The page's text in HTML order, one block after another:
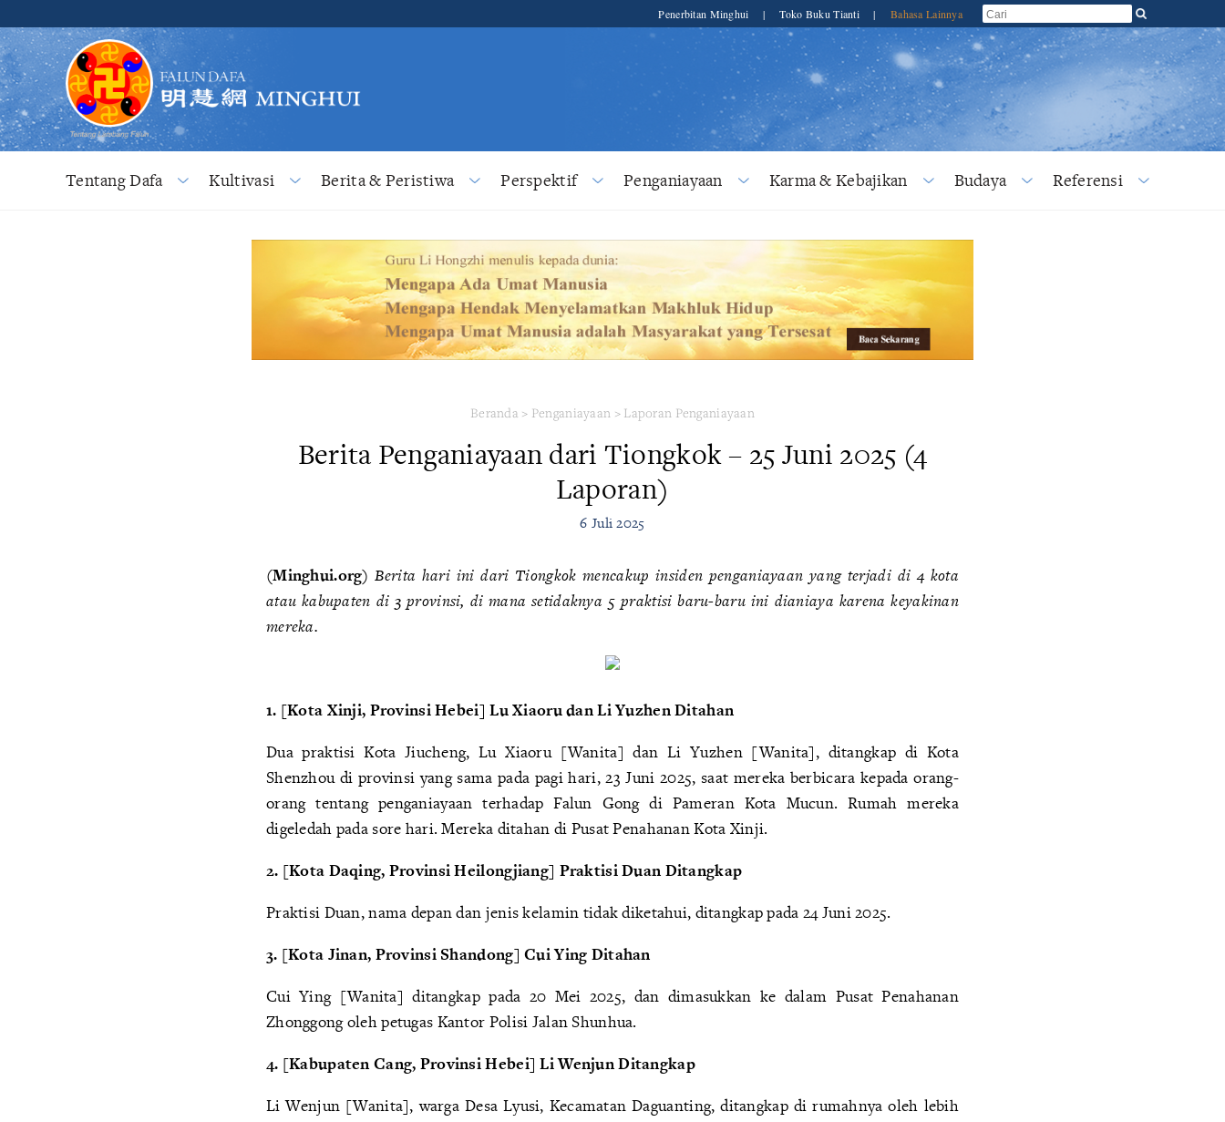
Penerbitan Minghui | Toko Buku Tianti | Bahasa Lainnya
Tentang Dafa Kultivasi Berita & Peristiwa Perspektif Penganiayaan Karma & Kebajikan Budaya Referensi
Beranda > Penganiayaan > Laporan Penganiayaan
Berita Penganiayaan dari Tiongkok – 25 Juni 2025 (4
Laporan)
6 Juli 2025
(Minghui.org) Berita hari ini dari Tiongkok mencakup insiden penganiayaan yang terjadi di 4 kota
atau kabupaten di 3 provinsi, di mana setidaknya 5 praktisi baru-baru ini dianiaya karena keyakinan
mereka.
1. [Kota Xinji, Provinsi Hebei] Lu Xiaoru dan Li Yuzhen Ditahan
Dua praktisi Kota Jiucheng, Lu Xiaoru [Wanita] dan Li Yuzhen [Wanita], ditangkap di Kota
Shenzhou di provinsi yang sama pada pagi hari, 23 Juni 2025, saat mereka berbicara kepada orang-
orang tentang penganiayaan terhadap Falun Gong di Pameran Kota Mucun. Rumah mereka
digeledah pada sore hari. Mereka ditahan di Pusat Penahanan Kota Xinji.
2. [Kota Daqing, Provinsi Heilongjiang] Praktisi Duan Ditangkap
Praktisi Duan, nama depan dan jenis kelamin tidak diketahui, ditangkap pada 24 Juni 2025.
3. [Kota Jinan, Provinsi Shandong] Cui Ying Ditahan
Cui Ying [Wanita] ditangkap pada 20 Mei 2025, dan dimasukkan ke dalam Pusat Penahanan
Zhonggong oleh petugas Kantor Polisi Jalan Shunhua.
4. [Kabupaten Cang, Provinsi Hebei] Li Wenjun Ditangkap
Li Wenjun [Wanita], warga Desa Lyusi, Kecamatan Daguanting, ditangkap di rumahnya oleh lebih